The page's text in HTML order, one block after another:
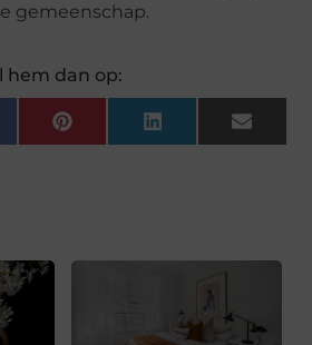
gemeenschap.
hem dan op:
Pinterest LinkedIn Email